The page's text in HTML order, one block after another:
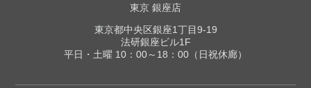
東京 銀座店
東京都中央区銀座1丁目9-19
法研銀座ビル1F
平日・土曜 10：00～18：00（日祝休廊）